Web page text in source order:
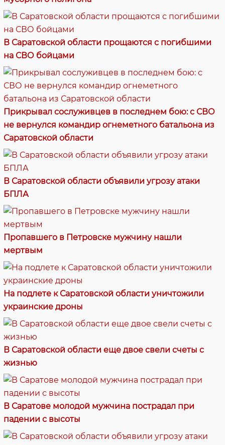
В Саратовской области прощаются с погибшими
на СВО бойцами
Прикрывал сослуживцев в последнем бою: с СВО
не вернулся командир огнеметного батальона из
Саратовской области
В Саратовской области объявили угрозу атаки
БПЛА
Пропавшего в Петровске мужчину нашли
мертвым
На подлете к Саратовской области уничтожили
украинские дроны
В Саратовской области еще двое свели счеты с
жизнью
В Саратове молодой мужчина пострадал при
падении с высоты